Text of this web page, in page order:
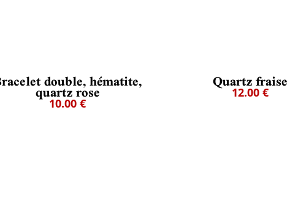
double, hématite,
quartz rose
10.00 €
Quartz fraise
12.00 €